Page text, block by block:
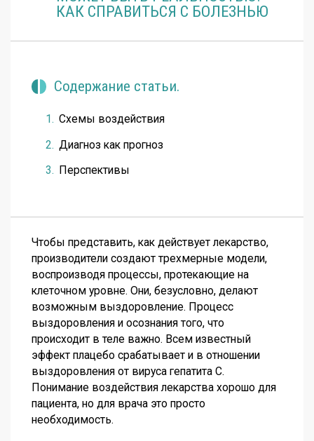
КАК СПРАВИТЬСЯ С БОЛЕЗНЬЮ
Содержание статьи.
Схемы воздействия
Диагноз как прогноз
Перспективы
Чтобы представить, как действует лекарство,
производители создают трехмерные модели,
воспроизводя процессы, протекающие на
клеточном уровне. Они, безусловно, делают
возможным выздоровление. Процесс
выздоровления и осознания того, что
происходит в теле важно. Всем известный
эффект плацебо срабатывает и в отношении
выздоровления от вируса гепатита С.
Понимание воздействия лекарства хорошо для
пациента, но для врача это просто
необходимость.